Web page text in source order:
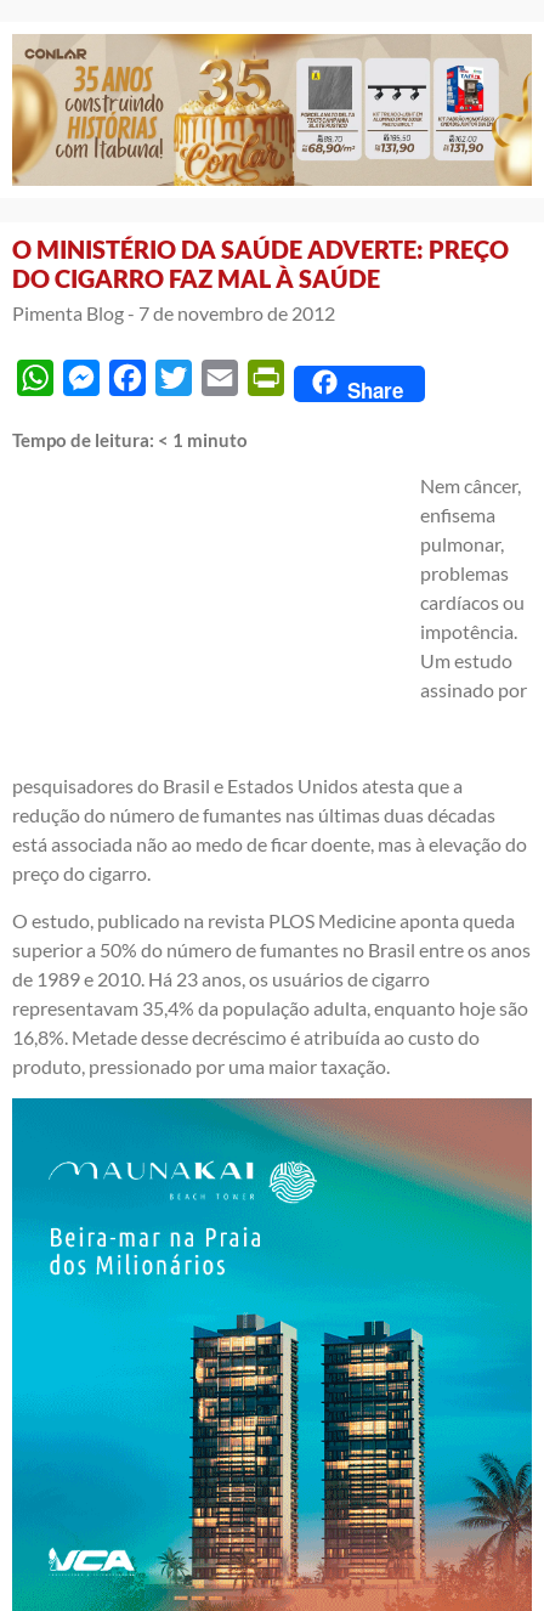
O MINISTÉRIO DA SAÚDE ADVERTE: PREÇO
DO CIGARRO FAZ MAL À SAÚDE
Pimenta Blog - 7 de novembro de 2012
WhatsAppMessengerFacebook
Twitter Email PrintFriendly
Share
Tempo de leitura: < 1 minuto
Nem câncer,
enfisema
pulmonar,
problemas
cardíacos ou
impotência.
Um estudo
assinado por
pesquisadores do Brasil e Estados Unidos atesta que a
redução do número de fumantes nas últimas duas décadas
está associada não ao medo de ficar doente, mas à elevação do
preço do cigarro.
O estudo, publicado na revista PLOS Medicine aponta queda
superior a 50% do número de fumantes no Brasil entre os anos
de 1989 e 2010. Há 23 anos, os usuários de cigarro
representavam 35,4% da população adulta, enquanto hoje são
16,8%. Metade desse decréscimo é atribuída ao custo do
produto, pressionado por uma maior taxação.